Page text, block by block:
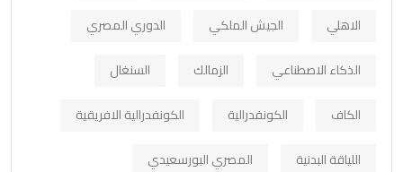
الاهلي
الجيش الملكي
الدوري المصري
الذكاء الاصطناعي
الزمالك
السنغال
الكاف
الكونفدرالية
الكونفدرالية الافريقية
اللياقة البدنية
المصري البورسعيدي